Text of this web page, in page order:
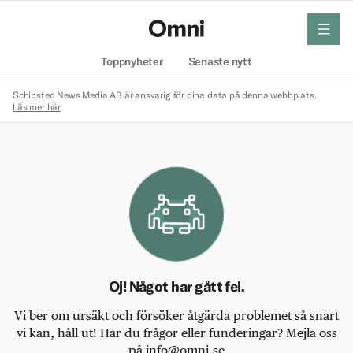
Toppnyheter Senaste nytt
meny
Schibsted News Media AB är ansvarig för dina data på denna webbplats.
Läs mer här
Oj! Något har gått fel.
Vi ber om ursäkt och försöker åtgärda problemet så snart
vi kan, håll ut! Har du frågor eller funderingar? Mejla oss